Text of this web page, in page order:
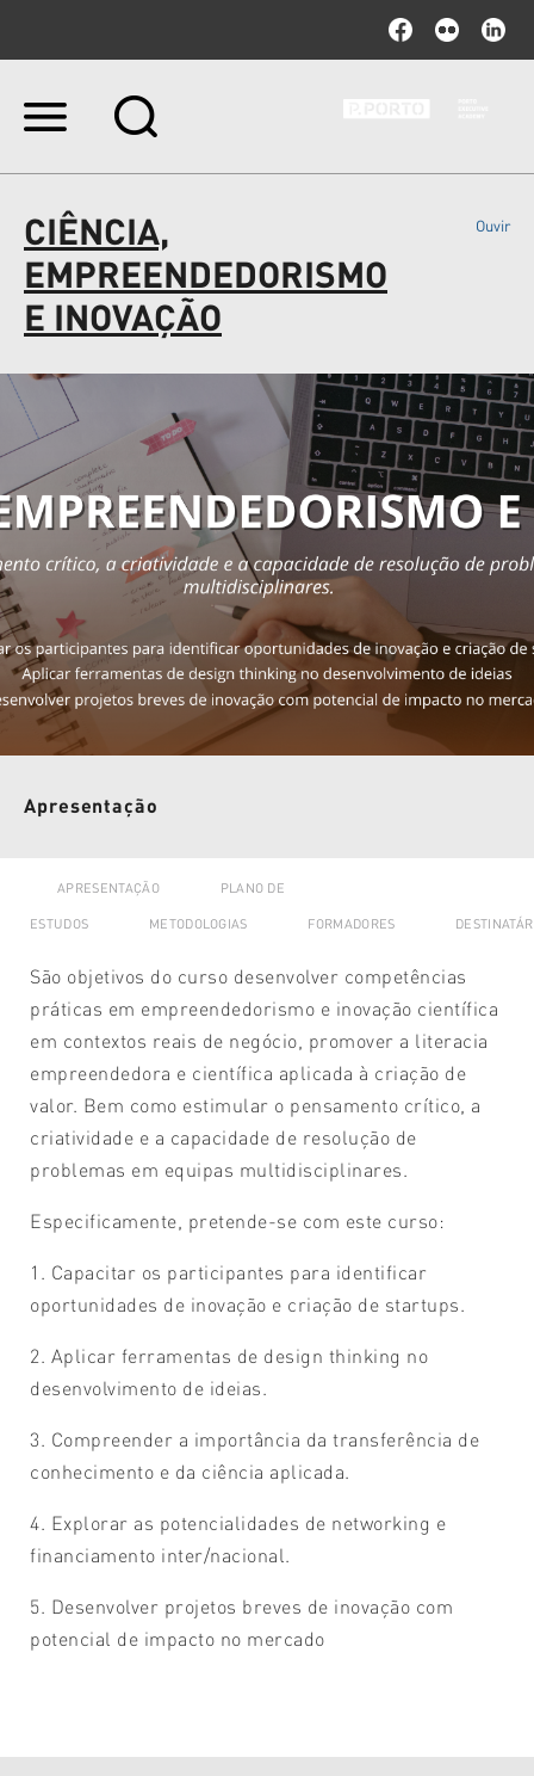
Ir
Ir
para
a
navegação
CIÊNCIA,
EMPREENDEDORISMO
E INOVAÇÃO
Ouvir
Apresentação
APRESENTAÇÃO PLANO DE
ESTUDOS METODOLOGIAS FORMADORES
São objetivos do curso desenvolver competências
práticas em empreendedorismo e inovação científica
em contextos reais de negócio, promover a literacia
empreendedora e científica aplicada à criação de
valor. Bem como estimular o pensamento crítico, a
criatividade e a capacidade de resolução de
problemas em equipas multidisciplinares.
Especificamente, pretende-se com este curso:
1. Capacitar os participantes para identificar
oportunidades de inovação e criação de startups.
2. Aplicar ferramentas de design thinking no
desenvolvimento de ideias.
3. Compreender a importância da transferência de
conhecimento e da ciência aplicada.
4. Explorar as potencialidades de networking e
financiamento inter/nacional.
5. Desenvolver projetos breves de inovação com
potencial de impacto no mercado